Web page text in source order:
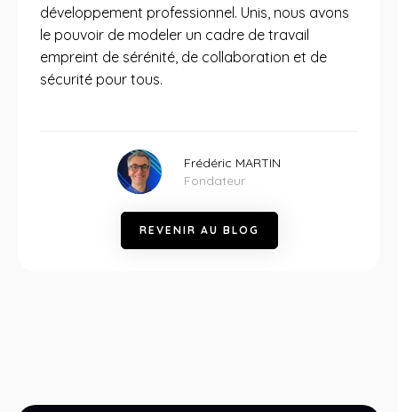
développement professionnel. Unis, nous avons
le pouvoir de modeler un cadre de travail
empreint de sérénité, de collaboration et de
sécurité pour tous.
Frédéric MARTIN
Fondateur
RE VE NIR AU BLOG